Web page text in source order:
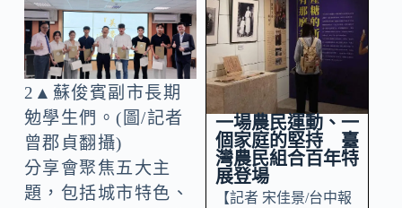
2▲蘇俊賓副市長期
勉學生們。(圖/記者
曾郡貞翻攝)
分享會聚焦五大主
題，包括城市特色、
一場農民運動、一
個家庭的堅持 臺
灣農民組合百年特
展登場
【記者 宋佳景/台中報